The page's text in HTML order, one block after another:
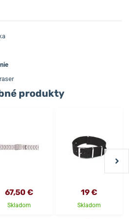
produkty
67,50 €
Skladom
19 €
Skladom